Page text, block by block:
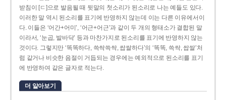
받침이 [ㄷ]으로 발음될 때 뒷말의 첫소리가 된소리로 나는 예들도 있다.
이러한 말 역시 된소리를 표기에 반영하지 않는데 이는 다른 이유에서이
다. 이들은 ‘어간+어미’, ‘어근+어근’과 같이 두 개의 형태소가 결합된 말
이라서, ‘눈곱, 발바닥’ 등과 마찬가지로 된소리를 표기에 반영하지 않는
것이다. 그렇지만 ‘똑똑하다, 쓱싹쓱싹, 쌉쌀하다’의 ‘똑똑, 쓱싹, 쌉쌀’처
럼 같거나 비슷한 음절이 거듭되는 경우에는 예외적으로 된소리를 표기
에 반영하여 같은 글자로 적는다.
더 알아보기